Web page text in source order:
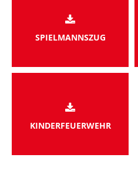
SPIELMANNSZUG
KINDERFEUERWEHR